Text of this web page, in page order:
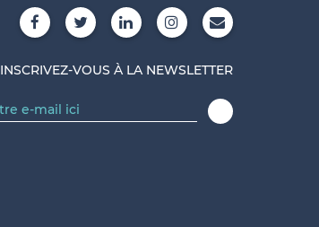
INSCRIVEZ-VOUS À LA NEWSLETTER